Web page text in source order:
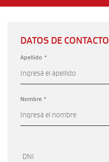
DATOS DE CONTACTO
Apellido *
Nombre *